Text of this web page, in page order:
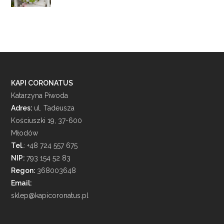
KAPI CORONATUS
Katarzyna Piwoda
Adres: ul. Tadeusza
Kościuszki 19, 37-600
Młodów
Tel.: +48 724 557 675
NIP:793 154 52 83
Regon: 368003648
Email:
sklep@kapicoronatus.pl